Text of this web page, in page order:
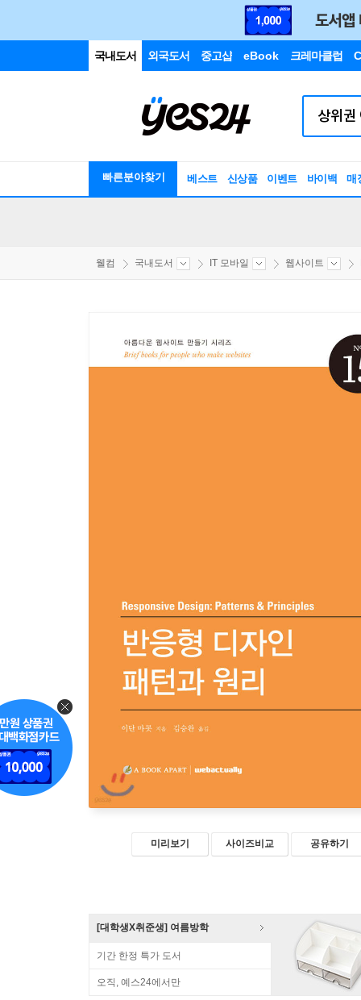
국내도서 외국도서 중고샵 eBook 크레마클럽
빠른분야찾기 베스트 신상품 이벤트 바이백 매
웰컴 국내도서 IT 모바일 웹사이트
미리보기 사이즈비교 공유하기
[대학생X취준생] 여름방학
기간 한정 특가 도서
오직, 예스24에서만